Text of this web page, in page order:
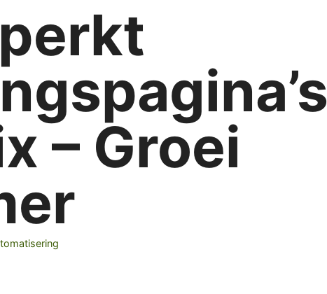
– Groei